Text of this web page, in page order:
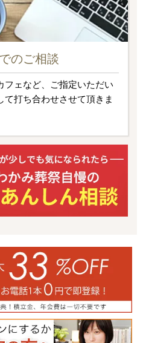
のご相談
フェなど、ご指定いただい
て打ち合わせさせて頂きま